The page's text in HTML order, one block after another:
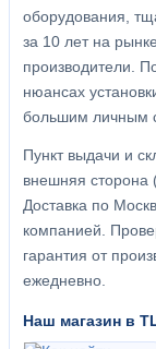
оборудования,
за 10 лет на
производители.
нюансах
большим личным
Пункт выдачи и
внешняя сторона
Доставка по
компанией.
гарантия от
ежедневно.
Наш магазин в